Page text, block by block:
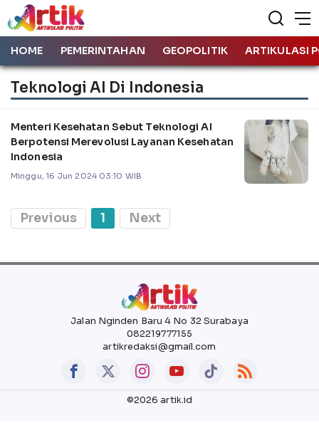
HOME PEMERINTAHAN GEOPOLITIK ARTIKULASI
Teknologi AI Di Indonesia
Menteri Kesehatan Sebut Teknologi AI
Berpotensi Merevolusi Layanan Kesehatan
Indonesia
Minggu, 16 Jun 2024 03:10 WIB
Previous 1 Next
Jalan Nginden Baru 4 No 32 Surabaya
082219777155
artikredaksi@gmail.com
©2026 artik.id